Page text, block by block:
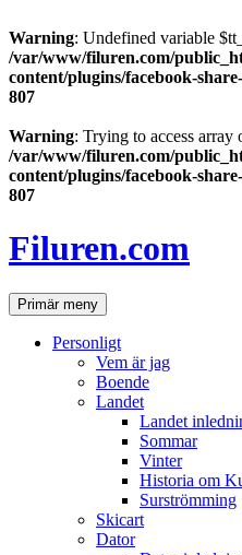
Warning: Undefined variable
/var/www/filuren.com/
content/plugins/facebook-
807
Warning: Trying to access array
/var/www/filuren.com/
content/plugins/facebook-
807
till
innehåll
Filuren.com
SökPrimär meny
Personligt
Vem är jag
Boende
Landet
Landet
Sommar
Vinter
Historia om
Surströmming
Skicart
Dator